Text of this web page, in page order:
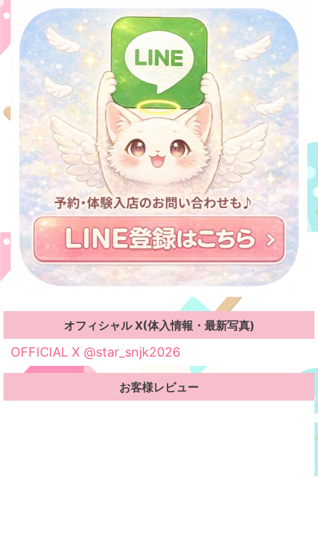
オフィシャル X(体入情報・最新写真)
OFFICIAL X @star_snjk2026
お客様レビュー